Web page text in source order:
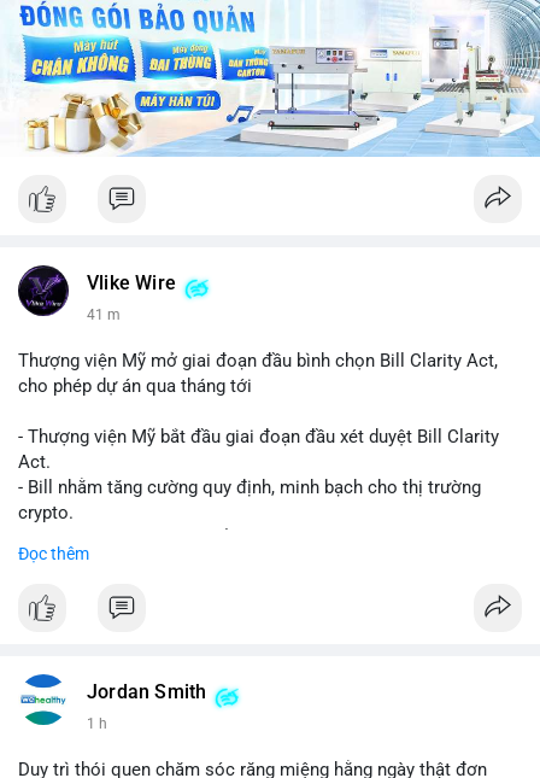
Vlike Wire
42 m
Thượng viện Mỹ mở giai đoạn đầu bình chọn Bill Clarity Act,
cho phép dự án qua tháng tới
- Thượng viện Mỹ bắt đầu giai đoạn đầu xét duyệt Bill Clarity
Act.
- Bill nhằm tăng cường quy định, minh bạch cho thị trường
crypto.
- Bill có thể ảnh hưởng pháp lý, hoạt động của các đồng tiền kỹ
$btc $eth
#vlikevn #titanbot
Đọc thêm
Jordan Smith
1 h
Duy trì thói quen chăm sóc răng miệng hằng ngày thật đơn